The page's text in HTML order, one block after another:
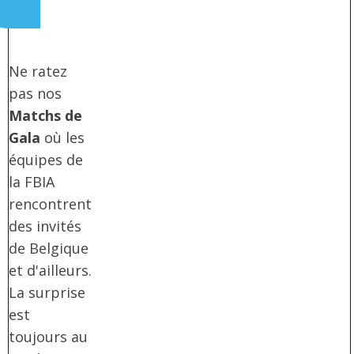
Ne ratez
pas nos
Matchs de
Gala où les
équipes de
la FBIA
rencontrent
des invités
de Belgique
et d'ailleurs.
La surprise
est
toujours au